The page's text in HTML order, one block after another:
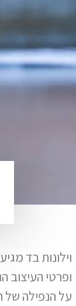
וילונות בד
ופרטי העיצוב
על הנפילה של